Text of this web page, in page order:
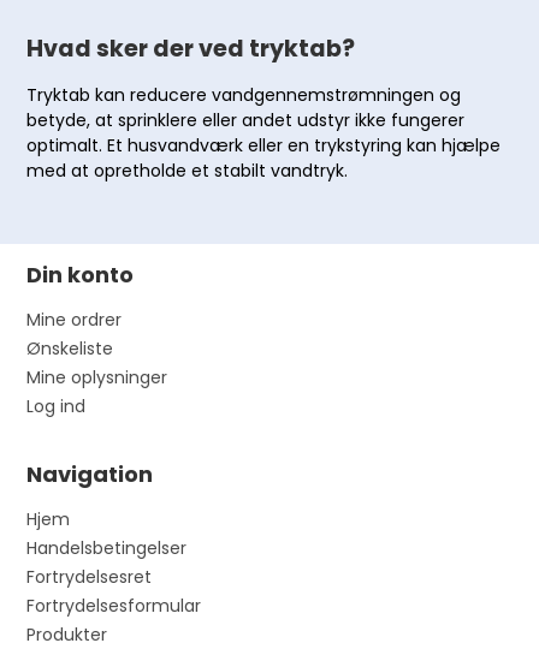
Hvad sker der ved tryktab?
Tryktab kan reducere vandgennemstrømningen og
betyde, at sprinklere eller andet udstyr ikke fungerer
optimalt. Et husvandværk eller en trykstyring kan hjælpe
med at opretholde et stabilt vandtryk.
Din konto
Mine ordrer
Ønskeliste
Mine oplysninger
Log ind
Navigation
Hjem
Handelsbetingelser
Fortrydelsesret
Fortrydelsesformular
Produkter